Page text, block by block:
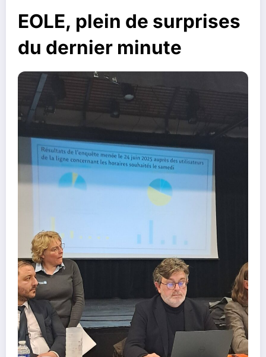
EOLE, plein de surprises
du dernier minute